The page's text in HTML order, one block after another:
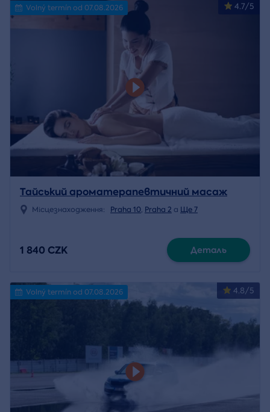
4.7/5
Volný termín od 07.08.2026
Тайський ароматерапевтичний масаж
Місцезнаходження: Praha 10, Praha 2 a Ще 7
1 840 CZK Деталь
4.8/5
Volný termín od 07.08.2026